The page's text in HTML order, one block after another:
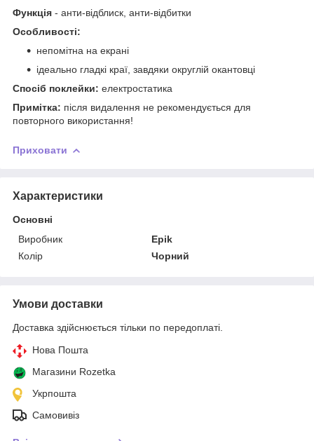
Функція - анти-відблиск, анти-відбитки
Особливості:
непомітна на екрані
ідеально гладкі краї, завдяки округлій окантовці
Спосіб поклейки: електростатика
Примітка: після видалення не рекомендується для
повторного використання!
Приховати
Характеристики
Основні
Виробник
Epik
Колір
Чорний
Умови доставки
Доставка здійснюється тільки по передоплаті.
Нова Пошта
Магазини Rozetka
Укрпошта
Самовивіз